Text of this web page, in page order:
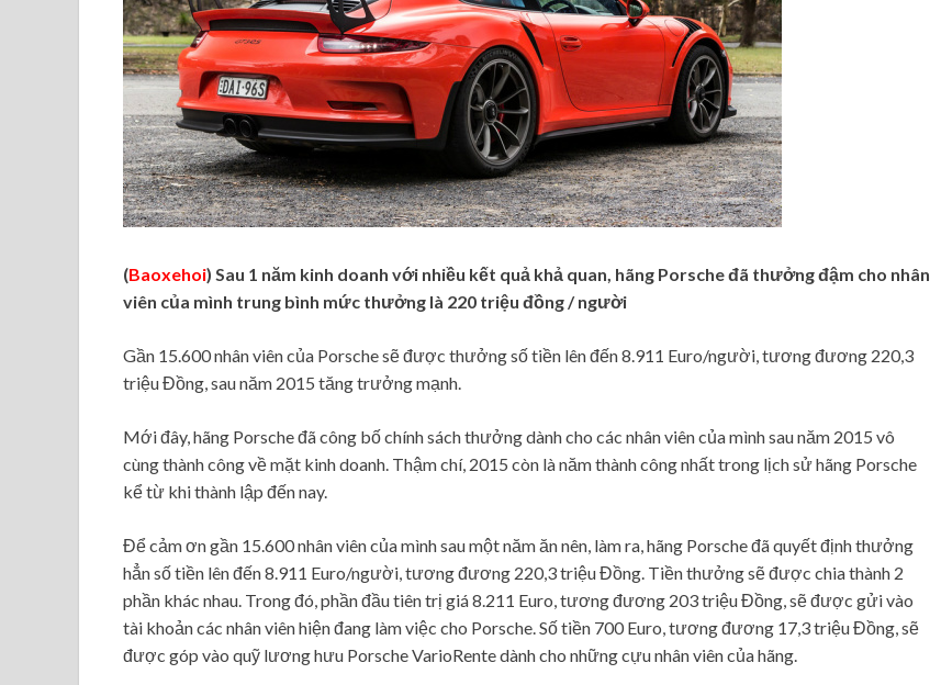
(Baoxehoi) Sau 1 năm kinh doanh với nhiều kết quả khả quan, hãng Porsche đã thưởng đậm cho nhân
viên của mình trung bình mức thưởng là 220 triệu đồng / người
Gần 15.600 nhân viên của Porsche sẽ được thưởng số tiền lên đến 8.911 Euro/người, tương đương 220,3
triệu Đồng, sau năm 2015 tăng trưởng mạnh.
Mới đây, hãng Porsche đã công bố chính sách thưởng dành cho các nhân viên của mình sau năm 2015 vô
cùng thành công về mặt kinh doanh. Thậm chí, 2015 còn là năm thành công nhất trong lịch sử hãng Porsche
kể từ khi thành lập đến nay.
Để cảm ơn gần 15.600 nhân viên của mình sau một năm ăn nên, làm ra, hãng Porsche đã quyết định thưởng
hẳn số tiền lên đến 8.911 Euro/người, tương đương 220,3 triệu Đồng. Tiền thưởng sẽ được chia thành 2
phần khác nhau. Trong đó, phần đầu tiên trị giá 8.211 Euro, tương đương 203 triệu Đồng, sẽ được gửi vào
tài khoản các nhân viên hiện đang làm việc cho Porsche. Số tiền 700 Euro, tương đương 17,3 triệu Đồng, sẽ
được góp vào quỹ lương hưu Porsche VarioRente dành cho những cựu nhân viên của hãng.